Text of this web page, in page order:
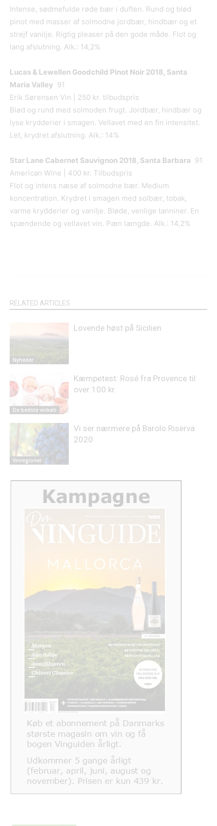
Intense, sødmefulde røde bær i duften. Rund og blød
pinot med masser af solmodne jordbær, hindbær og et
strejf vanilje. Rigtig pleaser på den gode måde. Flot og
lang afslutning. Alk.: 14,2%
Lucas & Lewellen Goodchild Pinot Noir 2018, Santa
Maria Valley 91
Erik Sørensen Vin | 250 kr. tilbudspris
Blød og rund med solmoden frugt. Jordbær, hindbær og
lyse krydderier i smagen. Vellavet med en fin intensitet.
Let, krydret afslutning. Alk.: 14%
Star Lane Cabernet Sauvignon 2018, Santa Barbara 91
American Wine | 400 kr. Tilbudspris
Flot og intens næse af solmodne bær. Medium
koncentration. Krydret i smagen med solbær, tobak,
varme krydderier og vanilje. Bløde, venlige tanniner. En
spændende og vellavet vin. Pæn længde. Alk.: 14,2%
RELATED ARTICLES
Nyheder
Lovende høst på Sicilien
De bedste vinkøb
Kæmpetest: Rosé fra Provence til
over 100 kr.
Vinregioner
Vi ser nærmere på Barolo Riserva
2020